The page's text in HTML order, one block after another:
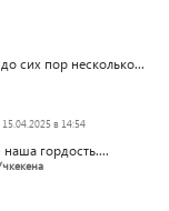
сих пор несколько...
15.04.2025 в 14:54
гордость....